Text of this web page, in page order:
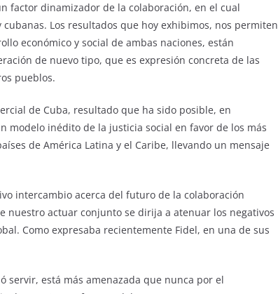
factor dinamizador de la colaboración, en el cual
Los resultados que hoy exhibimos, nos permiten
económico y social de ambas naciones, están
de nuevo tipo, que es expresión concreta de las
pueblos.
de Cuba, resultado que ha sido posible, en
modelo inédito de la justicia social en favor de los más
de América Latina y el Caribe, llevando un mensaje
intercambio acerca del futuro de la colaboración
nuestro actuar conjunto se dirija a atenuar los negativos
Como expresaba recientemente Fidel, en una de sus
servir, está más amenazada que nunca por el